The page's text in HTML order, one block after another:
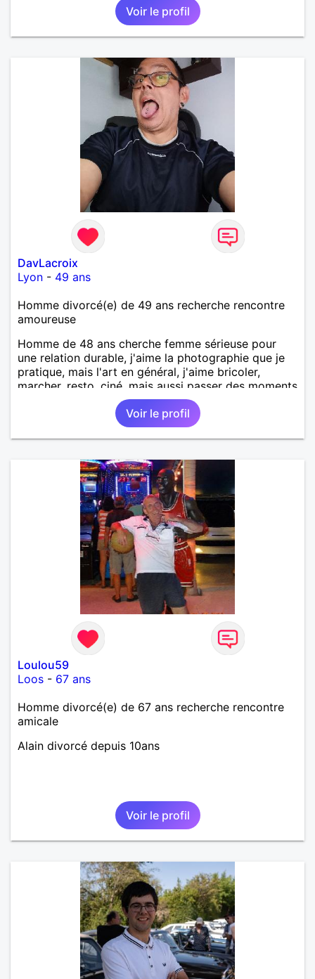
Voir le profil
DavLacroix
Lyon - 49 ans
Homme divorcé(e) de 49 ans recherche rencontre
amoureuse
Homme de 48 ans cherche femme sérieuse pour
une relation durable, j'aime la photographie que je
pratique, mais l'art en général, j'aime bricoler,
marcher, resto, ciné, mais aussi passer des moments
calme devant un bon film ou une série avec un
plateau repas. le reste est à découvrir.
Voir le profil
Loulou59
Loos - 67 ans
Homme divorcé(e) de 67 ans recherche rencontre
amicale
Alain divorcé depuis 10ans
Voir le profil